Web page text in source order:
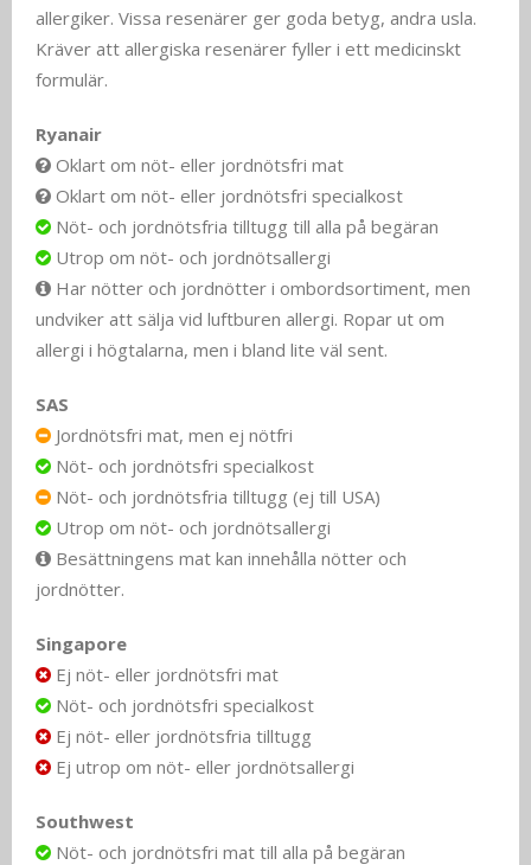
allergiker. Vissa resenärer ger goda betyg, andra usla.
Kräver att allergiska resenärer fyller i ett medicinskt
formulär.
Ryanair
Oklart om nöt- eller jordnötsfri mat
Oklart om nöt- eller jordnötsfri specialkost
Nöt- och jordnötsfria tilltugg till alla på begäran
Utrop om nöt- och jordnötsallergi
Har nötter och jordnötter i ombordsortiment, men
undviker att sälja vid luftburen allergi. Ropar ut om
allergi i högtalarna, men i bland lite väl sent.
SAS
Jordnötsfri mat, men ej nötfri
Nöt- och jordnötsfri specialkost
Nöt- och jordnötsfria tilltugg (ej till USA)
Utrop om nöt- och jordnötsallergi
Besättningens mat kan innehålla nötter och
jordnötter.
Singapore
Ej nöt- eller jordnötsfri mat
Nöt- och jordnötsfri specialkost
Ej nöt- eller jordnötsfria tilltugg
Ej utrop om nöt- eller jordnötsallergi
Southwest
Nöt- och jordnötsfri mat till alla på begäran